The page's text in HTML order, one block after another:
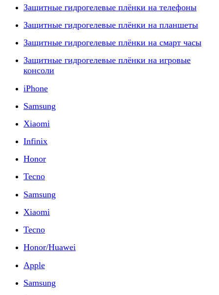
Защитные гидрогелевые плёнки на телефоны
Защитные гидрогелевые плёнки на планшеты
Защитные гидрогелевые плёнки на смарт часы
Защитные гидрогелевые плёнки на игровые
консоли
iPhone
Samsung
Xiaomi
Infinix
Honor
Tecno
Samsung
Xiaomi
Tecno
Honor/Huawei
Apple
Samsung